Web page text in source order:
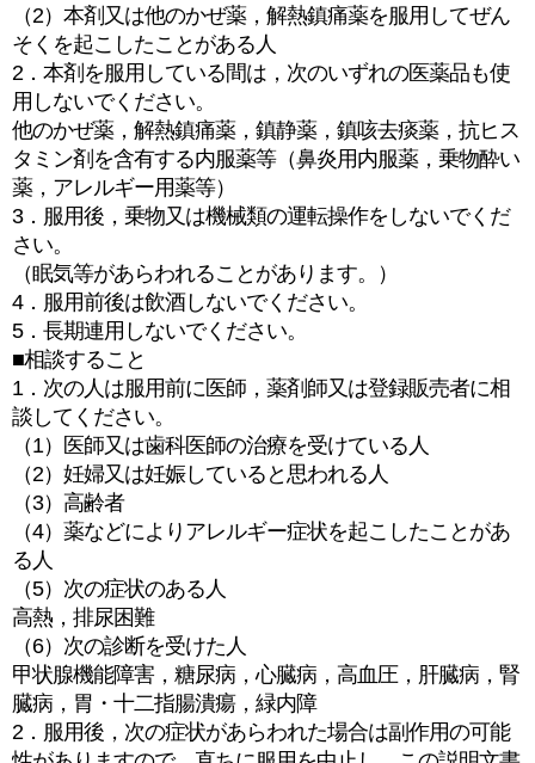
（2）本剤又は他のかぜ薬，解熱鎮痛薬を服用してぜん
そくを起こしたことがある人
2．本剤を服用している間は，次のいずれの医薬品も使
用しないでください。
他のかぜ薬，解熱鎮痛薬，鎮静薬，鎮咳去痰薬，抗ヒス
タミン剤を含有する内服薬等（鼻炎用内服薬，乗物酔い
薬，アレルギー用薬等）
3．服用後，乗物又は機械類の運転操作をしないでくだ
さい。
（眠気等があらわれることがあります。）
4．服用前後は飲酒しないでください。
5．長期連用しないでください。
■相談すること
1．次の人は服用前に医師，薬剤師又は登録販売者に相
談してください。
（1）医師又は歯科医師の治療を受けている人
（2）妊婦又は妊娠していると思われる人
（3）高齢者
（4）薬などによりアレルギー症状を起こしたことがあ
る人
（5）次の症状のある人
高熱，排尿困難
（6）次の診断を受けた人
甲状腺機能障害，糖尿病，心臓病，高血圧，肝臓病，腎
臓病，胃・十二指腸潰瘍，緑内障
2．服用後，次の症状があらわれた場合は副作用の可能